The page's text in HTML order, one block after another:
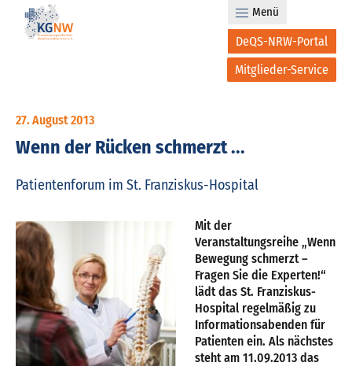
DeQS-NRW-Portal
Mitglieder-Service
Menü
27. August 2013
Wenn der Rücken schmerzt ...
Patientenforum im St. Franziskus-Hospital
Mit der
Veranstaltungsreihe „Wenn
Bewegung schmerzt –
Fragen Sie die Experten!“
lädt das St. Franziskus-
Hospital regelmäßig zu
Informationsabenden für
Patienten ein. Als nächstes
steht am 11.09.2013 das